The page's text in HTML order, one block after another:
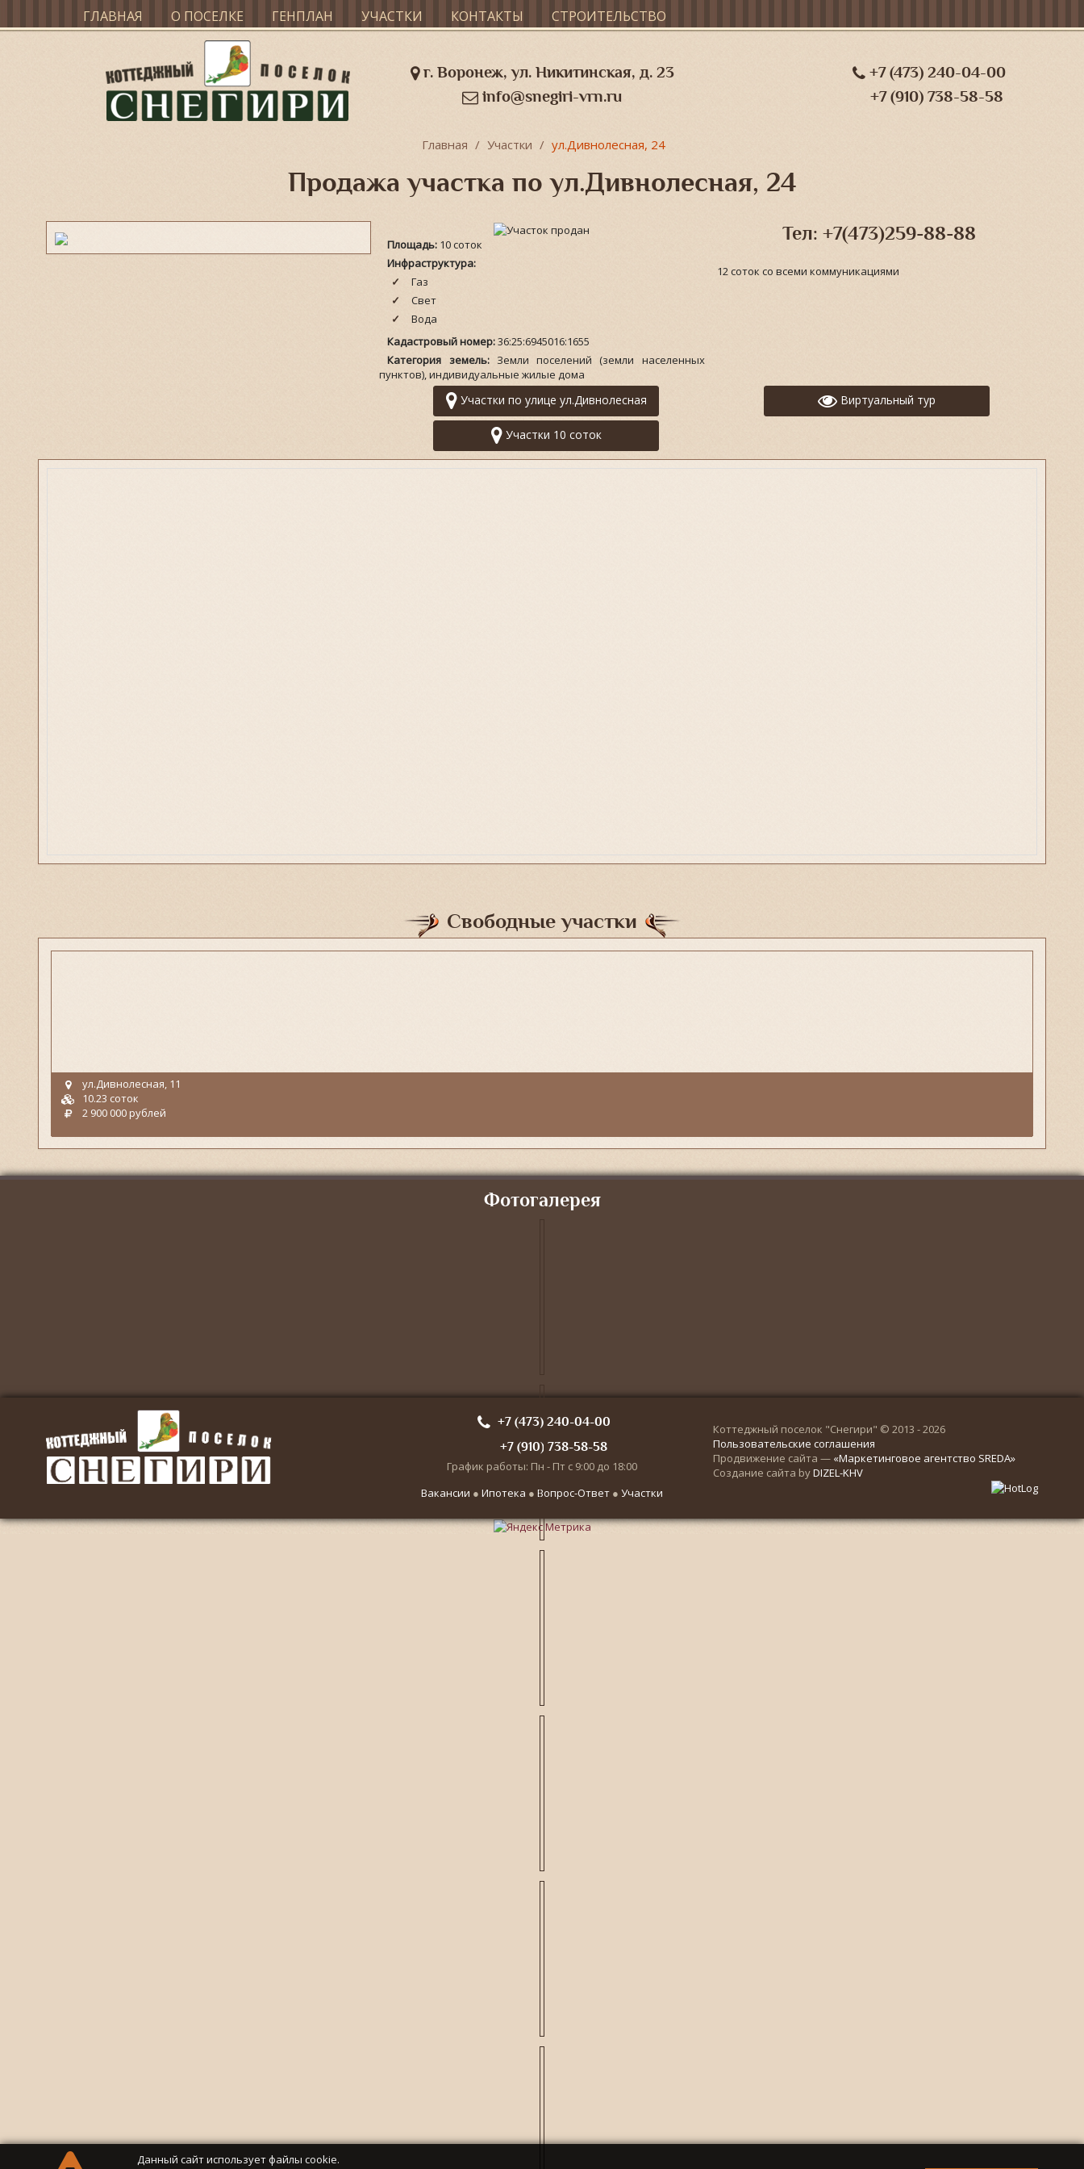
ГЛАВНАЯ О ПОСЕЛКЕ ГЕНПЛАН УЧАСТКИ КОНТАКТЫ СТРОИТЕЛЬСТВО
г. Воронеж, ул. Никитинская, д. 23
info@snegiri-vrn.ru
+7 (473) 240-04-00
+7 (910) 738-58-58
Главная Участки ул.Дивнолесная, 24
Продажа участка по ул.Дивнолесная, 24
Площадь: 10 соток
Инфраструктура:
Газ
Свет
Вода
Кадастровый номер:36:25:6945016:1655
Категория земель:Земли поселений (земли населенных
пунктов), индивидуальные жилые дома
Тел: +7(473)259-88-88
Участки по улице ул.Дивнолесная
Участки 10 соток
Виртуальный тур
12 соток со всеми коммуникациями
Свободные участки
ул.Дивнолесная, 11
10.23 соток
2 900 000 рублей
Фотогалерея
+7 (473) 240-04-00
+7 (910) 738-58-58
График работы: Пн - Пт с 9:00 до 18:00
Вакансии ● Ипотека ● Вопрос-Ответ● Участки
Коттеджный поселок "Снегири" © 2013 - 2026
Пользовательские соглашения
Продвижение сайта — «Маркетинговое агентство SREDA»
Создание сайта byDIZEL-KHV
Данный сайт использует файлы cookie.